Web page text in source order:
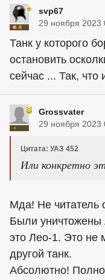
svp67
29 ноября 2023
Танк у которого
остановить
сейчас ... Так,
Grossvater
29 ноября 2023
Цитата: УАЗ 452
Или конкретно
Мда! Не читатель
Были уничтожены
это Лео-1. Это не
другой танк.
Абсолютно!